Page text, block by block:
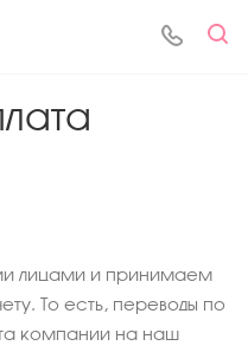
лицами и принимаем
То есть, переводы по
компании на наш